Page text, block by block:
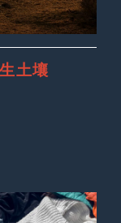
土壤